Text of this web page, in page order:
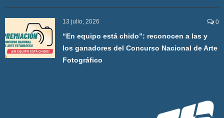
13 julio, 2026 0
“En equipo está chido”: reconocen a las y
los ganadores del Concurso Nacional de Arte
Fotográfico